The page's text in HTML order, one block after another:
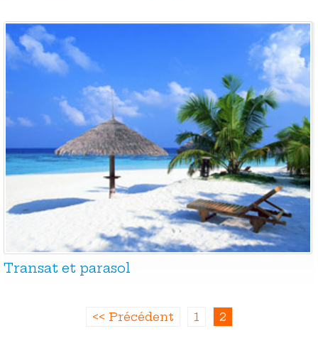
Transat et parasol
<< Précédent 1 2